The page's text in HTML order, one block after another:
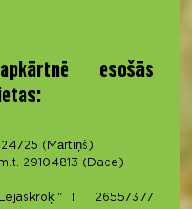
esošās
(Mārtiņš)
29104813 (Dace)
I 26557377